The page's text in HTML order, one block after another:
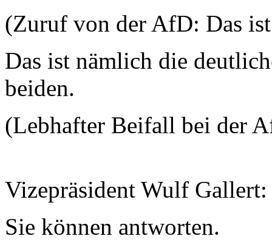
(Zuruf von der AfD: Das
Das ist nämlich die
beiden.
(Lebhafter Beifall bei der
Vizepräsident Wulf Gallert:
Sie können antworten.